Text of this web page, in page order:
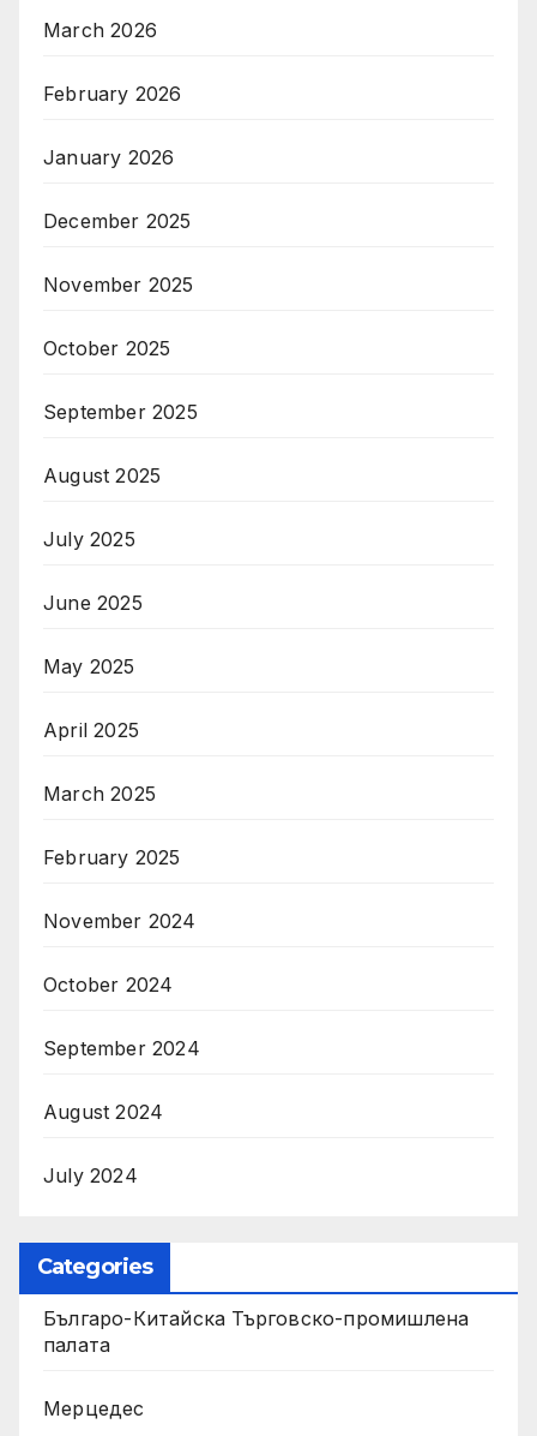
March 2026
February 2026
January 2026
December 2025
November 2025
October 2025
September 2025
August 2025
July 2025
June 2025
May 2025
April 2025
March 2025
February 2025
November 2024
October 2024
September 2024
August 2024
July 2024
Categories
Българо-Китайска Търговско-промишлена
палaта
Мерцедес